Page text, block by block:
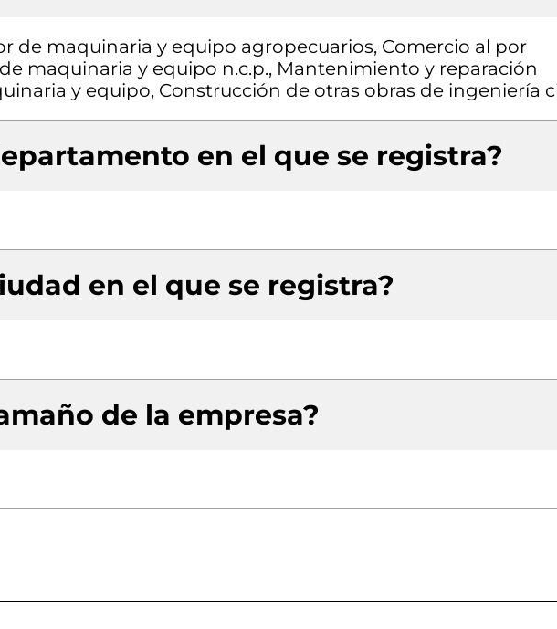
de maquinaria y equipo agropecuarios, Comercio al por
maquinaria y equipo n.c.p., Mantenimiento y reparación
y equipo, Construcción de otras obras de ingeniería
en el que se registra?
en el que se registra?
de la empresa?